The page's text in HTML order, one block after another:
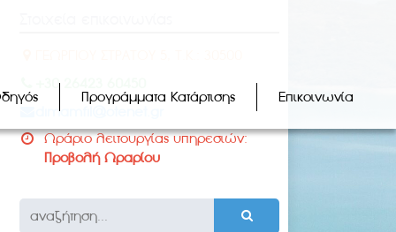
Προγράμματα Κατάρτισης Επικοινωνία
+30 26423 60450
dimamfil@otenet.gr
Ωράριο λειτουργίας υπηρεσιών:
Προβολή Ωραρίου